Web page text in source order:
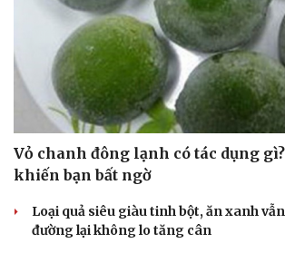
Vỏ chanh đông lạnh có tác dụng
khiến bạn bất ngờ
Loại quả siêu giàu tinh bột, ăn xanh
đường lại không lo tăng cân